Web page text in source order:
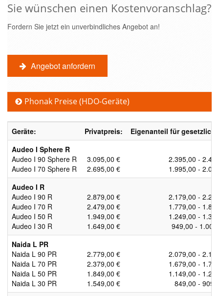
Sie wünschen einen Kostenvoranschlag?
Fordern Sie jetzt ein unverbindliches Angebot an!
Angebot anfordern
Phonak Preise (HDO-Geräte)
Geräte: Privatpreis:
Eigenanteil für gesetzlich
Audeo I Sphere R
Audeo I 90 Sphere R
Audeo I 70 Sphere R
3.095,00 €
2.695,00 €
2.395,00 -
1.995,00 -
Audeo I R
Audeo I 90 R
Audeo I 70 R
Audeo I 50 R
Audeo I 30 R
2.879,00 €
2.479,00 €
1.949,00 €
1.649,00 €
2.179,00 -
1.779,00 -
1.249,00 -
949,00 -
Naida L PR
Naida L 90 PR
Naida L 70 PR
Naida L 50 PR
Naida L 30 PR
2.779,00 €
2.379,00 €
1.849,00 €
1.549,00 €
2.079,00 -
1.679,00 -
1.149,00 -
849,00 -